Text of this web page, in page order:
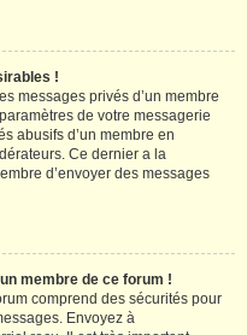
!
messages privés d’un membre
de votre messagerie
abusifs d’un membre en
Ce dernier a la
d’envoyer des messages
membre de ce forum !
comprend des sécurités pour
Envoyez à